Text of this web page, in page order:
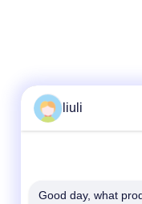
86-
liuli
Good day, what